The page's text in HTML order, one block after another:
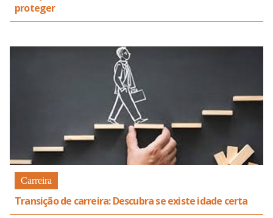
proteger
Carreira
Transição de carreira: Descubra se existe idade certa